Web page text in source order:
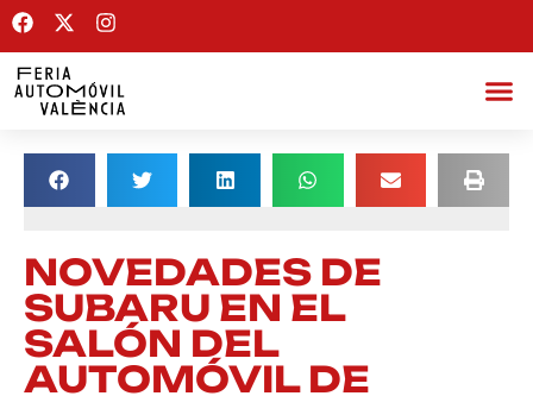
NOVEDADES DE
SUBARU EN EL
SALÓN DEL
AUTOMÓVIL DE